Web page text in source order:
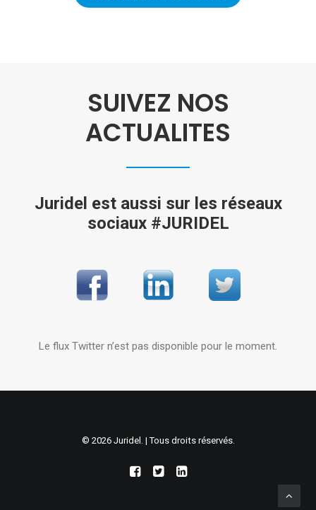
SUIVEZ NOS
ACTUALITES
Juridel est aussi sur les réseaux
sociaux #JURIDEL
Le flux Twitter n’est pas disponible pour le moment.
© 2026 Juridel. | Tous droits réservés.